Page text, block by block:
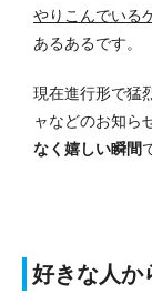
やりこんでいる
あるあるです。
現在進行形で猛
ャなどのお知ら
なく嬉しい瞬間
好きな人か